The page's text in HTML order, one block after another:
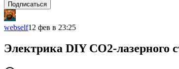
Подписаться
webself12 фев в 23:25
Электрика DIY CO2-лазерного